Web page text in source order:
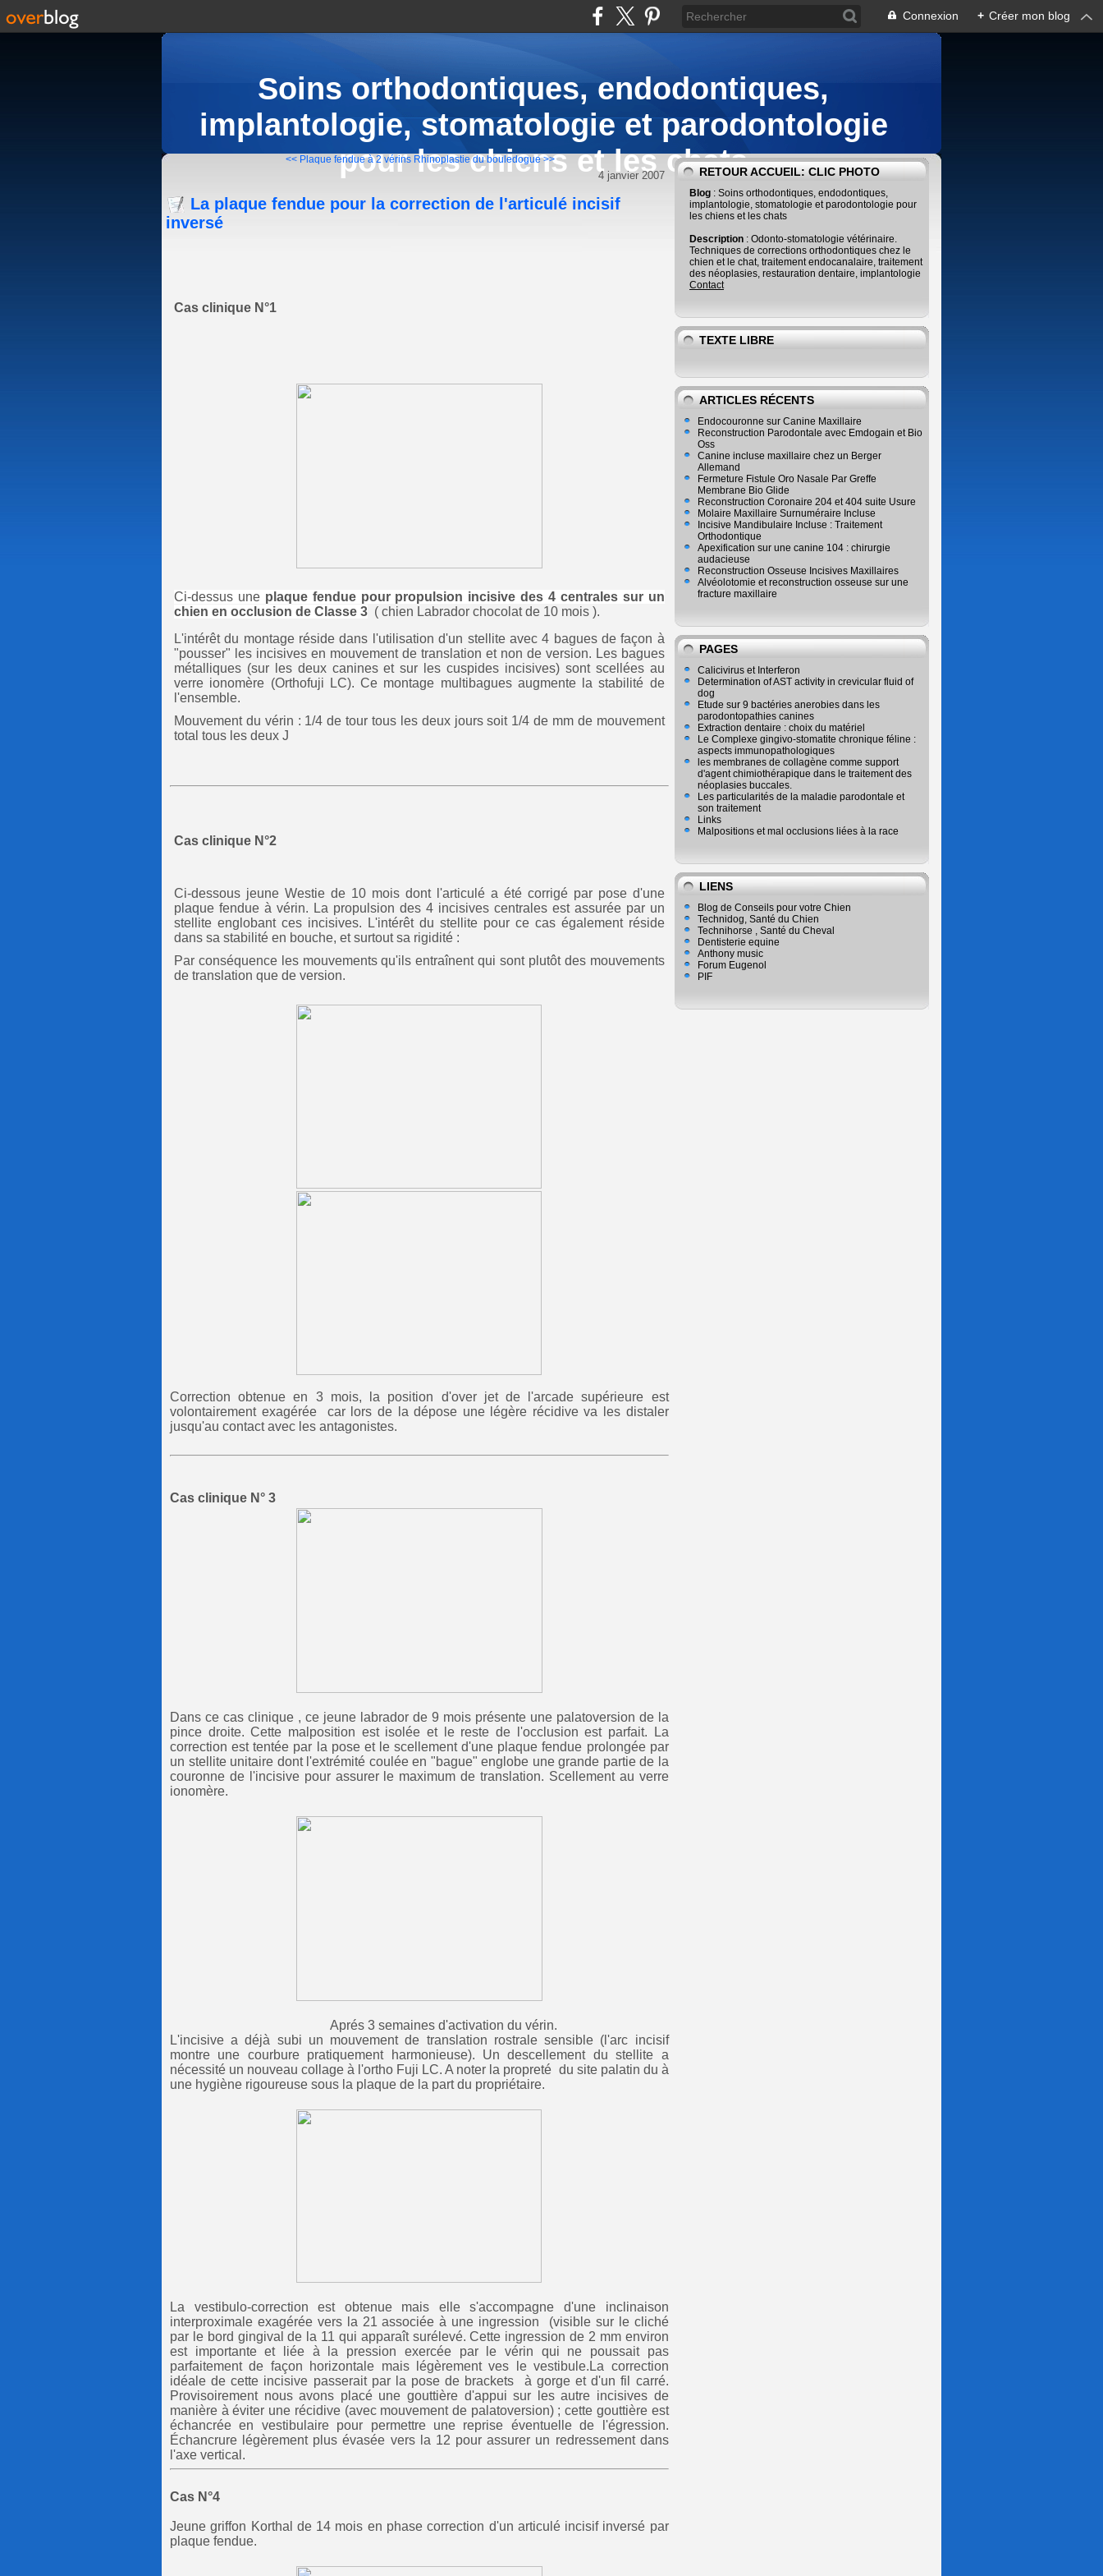
Connexion + Créer mon blog
Soins orthodontiques, endodontiques,
implantologie, stomatologie et parodontologie
pour les chiens et les chats
<< Plaque fendue à 2 vérins Rhinoplastie du bouledogue >>
4 janvier 2007
La plaque fendue pour la correction de l'articulé incisif
inversé
Cas clinique N°1
Ci-dessus une plaque fendue pour propulsion incisive des 4 centrales sur un
chien en occlusion de Classe 3 ( chien Labrador chocolat de 10 mois ).
L'intérêt du montage réside dans l'utilisation d'un stellite avec 4 bagues de façon à
"pousser" les incisives en mouvement de translation et non de version. Les bagues
métalliques (sur les deux canines et sur les cuspides incisives) sont scellées au
verre ionomère (Orthofuji LC). Ce montage multibagues augmente la stabilité de
l'ensemble.
Mouvement du vérin : 1/4 de tour tous les deux jours soit 1/4 de mm de mouvement
total tous les deux J
Cas clinique N°2
Ci-dessous jeune Westie de 10 mois dont l'articulé a été corrigé par pose d'une
plaque fendue à vérin. La propulsion des 4 incisives centrales est assurée par un
stellite englobant ces incisives. L'intérêt du stellite pour ce cas également réside
dans sa stabilité en bouche, et surtout sa rigidité :
Par conséquence les mouvements qu'ils entraînent qui sont plutôt des mouvements
de translation que de version.
Correction obtenue en 3 mois, la position d'over jet de l'arcade supérieure est
volontairement exagérée car lors de la dépose une légère récidive va les distaler
jusqu'au contact avec les antagonistes.
Cas clinique N° 3
Dans ce cas clinique , ce jeune labrador de 9 mois présente une palatoversion de la
pince droite. Cette malposition est isolée et le reste de l'occlusion est parfait. La
correction est tentée par la pose et le scellement d'une plaque fendue prolongée par
un stellite unitaire dont l'extrémité coulée en "bague" englobe une grande partie de la
couronne de l'incisive pour assurer le maximum de translation. Scellement au verre
ionomère.
Aprés 3 semaines d'activation du vérin.
L'incisive a déjà subi un mouvement de translation rostrale sensible (l'arc incisif
montre une courbure pratiquement harmonieuse). Un descellement du stellite a
nécessité un nouveau collage à l'ortho Fuji LC. A noter la propreté du site palatin du à
une hygiène rigoureuse sous la plaque de la part du propriétaire.
La vestibulo-correction est obtenue mais elle s'accompagne d'une inclinaison
interproximale exagérée vers la 21 associée à une ingression (visible sur le cliché
par le bord gingival de la 11 qui apparaît surélevé. Cette ingression de 2 mm environ
est importante et liée à la pression exercée par le vérin qui ne poussait pas
parfaitement de façon horizontale mais légèrement ves le vestibule.La correction
idéale de cette incisive passerait par la pose de brackets à gorge et d'un fil carré.
Provisoirement nous avons placé une gouttière d'appui sur les autre incisives de
manière à éviter une récidive (avec mouvement de palatoversion) ; cette gouttière est
échancrée en vestibulaire pour permettre une reprise éventuelle de l'égression.
Échancrure légèrement plus évasée vers la 12 pour assurer un redressement dans
l'axe vertical.
Cas N°4
Jeune griffon Korthal de 14 mois en phase correction d'un articulé incisif inversé par
plaque fendue.
RETOUR ACCUEIL: CLIC PHOTO
Blog : Soins orthodontiques, endodontiques,
implantologie, stomatologie et parodontologie pour
les chiens et les chats
Description : Odonto-stomatologie vétérinaire.
Techniques de corrections orthodontiques chez le
chien et le chat, traitement endocanalaire, traitement
des néoplasies, restauration dentaire, implantologie
Contact
TEXTE LIBRE
ARTICLES RÉCENTS
Endocouronne sur Canine Maxillaire
Reconstruction Parodontale avec Emdogain et Bio
Oss
Canine incluse maxillaire chez un Berger
Allemand
Fermeture Fistule Oro Nasale Par Greffe
Membrane Bio Glide
Reconstruction Coronaire 204 et 404 suite Usure
Molaire Maxillaire Surnuméraire Incluse
Incisive Mandibulaire Incluse : Traitement
Orthodontique
Apexification sur une canine 104 : chirurgie
audacieuse
Reconstruction Osseuse Incisives Maxillaires
Alvéolotomie et reconstruction osseuse sur une
fracture maxillaire
PAGES
Calicivirus et Interferon
Determination of AST activity in crevicular fluid of
dog
Etude sur 9 bactéries anerobies dans les
parodontopathies canines
Extraction dentaire : choix du matériel
Le Complexe gingivo-stomatite chronique féline :
aspects immunopathologiques
les membranes de collagène comme support
d'agent chimiothérapique dans le traitement des
néoplasies buccales.
Les particularités de la maladie parodontale et
son traitement
Links
Malpositions et mal occlusions liées à la race
LIENS
Blog de Conseils pour votre Chien
Technidog, Santé du Chien
Technihorse , Santé du Cheval
Dentisterie equine
Anthony music
Forum Eugenol
PIF